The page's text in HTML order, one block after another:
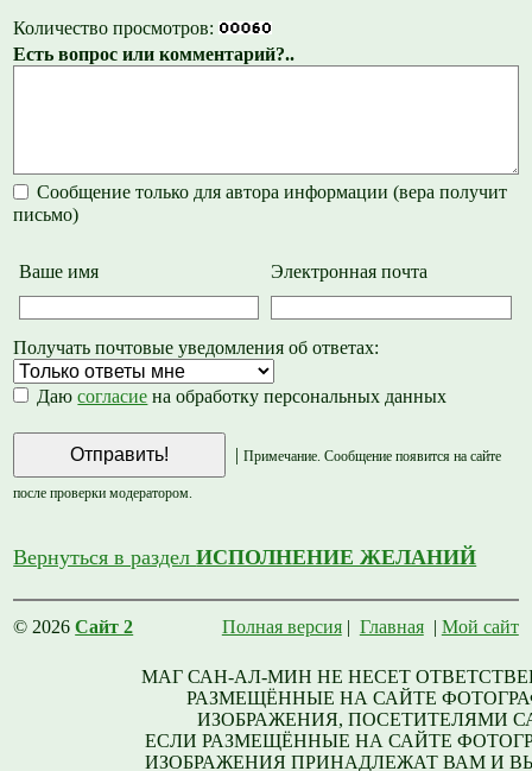
Количество просмотров:
Есть вопрос или комментарий?..
Сообщение только для автора информации (вера получит
письмо)
Ваше имя Электронная почта
Получать почтовые уведомления об ответах:
Даюсогласие на обработку персональных данных
| Примечание. Сообщение появится на сайте
после проверки модератором.
Вернуться в разделИСПОЛНЕНИЕ ЖЕЛАНИЙ
© 2026Сайт 2 Полная версия| Главная| Мой сайт
МАГ САН-АЛ-МИН НЕ НЕСЕТ
РАЗМЕЩЁННЫЕ НА САЙТЕ
ИЗОБРАЖЕНИЯ, ПОСЕТИТЕЛЯМИ
ЕСЛИ РАЗМЕЩЁННЫЕ НА САЙТЕ
ИЗОБРАЖЕНИЯ ПРИНАДЛЕЖАТ ВАМ И